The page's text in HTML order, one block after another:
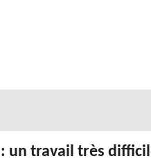
un travail très